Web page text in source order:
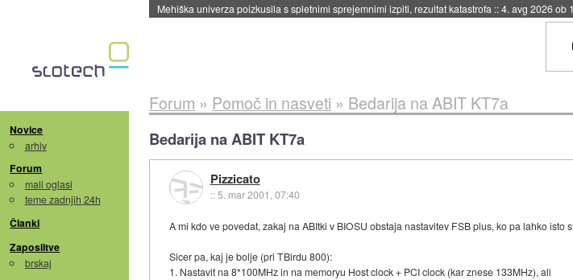
Mehiška univerza poizkusila s spletnimi sprejemnimi izpiti, rezultat katastrofa ::4. avg 2026 ob
Novice
arhiv
Forum
mali oglasi
teme zadnjih 24h
Članki
Zaposlitve
brskaj
Forum » Pomoč in nasveti » Bedarija na ABIT KT7a
Bedarija na ABIT KT7a
Pizzicato
::5. mar 2001, 07:40
A mi kdo ve povedat, zakaj na ABItki v BIOSU obstaja nastavitev FSB plus, ko pa lahko
Sicer pa, kaj je bolje (pri TBirdu 800):
1. Nastavit na 8*100MHz in na memoryu Host clock + PCI clock (kar znese 133MHz), ali